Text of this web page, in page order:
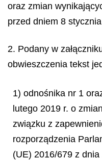
oraz zmian
przed dniem 8
2. Podany w
obwieszczenia tekst
1) odnośnika nr 1
lutego 2019 r. o
związku z
rozporządzenia
(UE) 2016/679 z